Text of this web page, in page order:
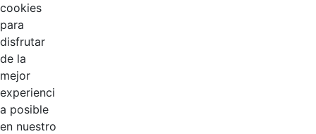
cookies
para
disfrutar
de la
mejor
experienci
a posible
en nuestro